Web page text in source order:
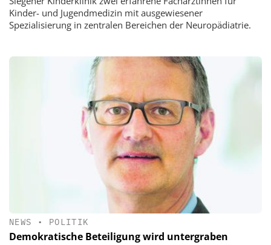
Kinder- und Jugendmedizin mit ausgewiesener
Spezialisierung in zentralen Bereichen der Neuropädiatrie.
NEWS • POLITIK
Demokratische Beteiligung wird untergraben